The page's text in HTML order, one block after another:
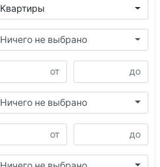
Квартиры
Ничего не выбрано
Ничего не выбрано